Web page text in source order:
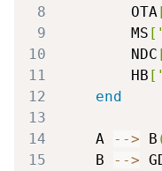
8
        OTA
9
        MS
10
        NDC
11
        HB
12
end
13
14
    A
--> B
15
    B
-->